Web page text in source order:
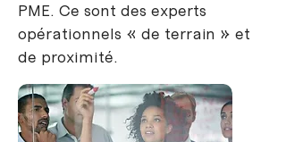
PME. Ce sont des experts
opérationnels « de terrain » et
de proximité.